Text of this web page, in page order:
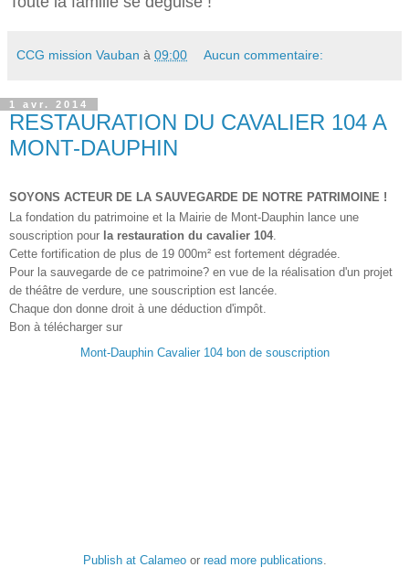
CCG mission Vauban à 09:00 Aucun commentaire:
1 avr. 2014
RESTAURATION DU CAVALIER 104 A
MONT-DAUPHIN
SOYONS ACTEUR DE LA SAUVEGARDE DE NOTRE PATRIMOINE !
La fondation du patrimoine et la Mairie de Mont-Dauphin lance une
souscription pour la restauration du cavalier 104.
Cette fortification de plus de 19 000m² est fortement dégradée.
Pour la sauvegarde de ce patrimoine? en vue de la réalisation d'un projet
de théâtre de verdure, une souscription est lancée.
Chaque don donne droit à une déduction d'impôt.
Bon à télécharger sur
Mont-Dauphin Cavalier 104 bon de souscription
Publish at Calameoor read more publications.